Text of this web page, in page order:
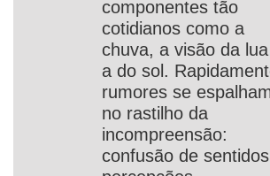
componentes tão
cotidianos como a
chuva, a visão da
a do sol.
rumores se
no rastilho da
incompreensão:
confusão de